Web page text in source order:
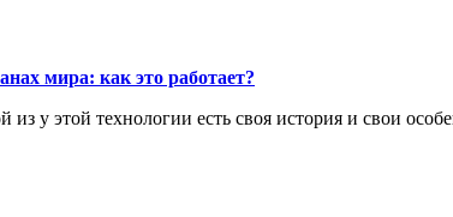
мира: как это работает?
у этой технологии есть своя история и свои